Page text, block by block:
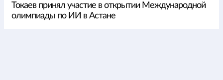
Токаев принял участие в открытии Международной
олимпиады по ИИ в Астане